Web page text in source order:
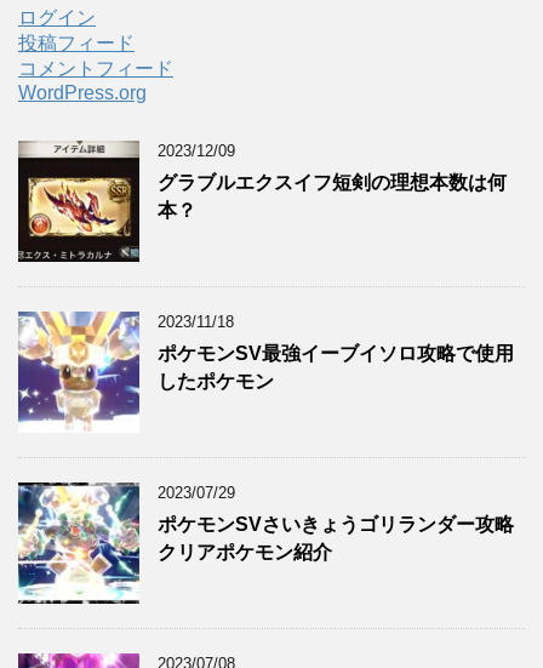
ログイン
投稿フィード
コメントフィード
WordPress.org
2023/12/09
グラブルエクスイフ短剣の理想本数は何
本？
2023/11/18
ポケモンSV最強イーブイソロ攻略で使用
したポケモン
2023/07/29
ポケモンSVさいきょうゴリランダー攻略
クリアポケモン紹介
2023/07/08